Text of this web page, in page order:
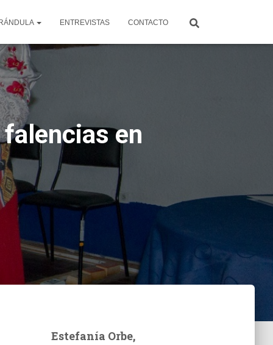
ENTREVISTAS CONTACTO
falencias en
Estefanía Orbe,